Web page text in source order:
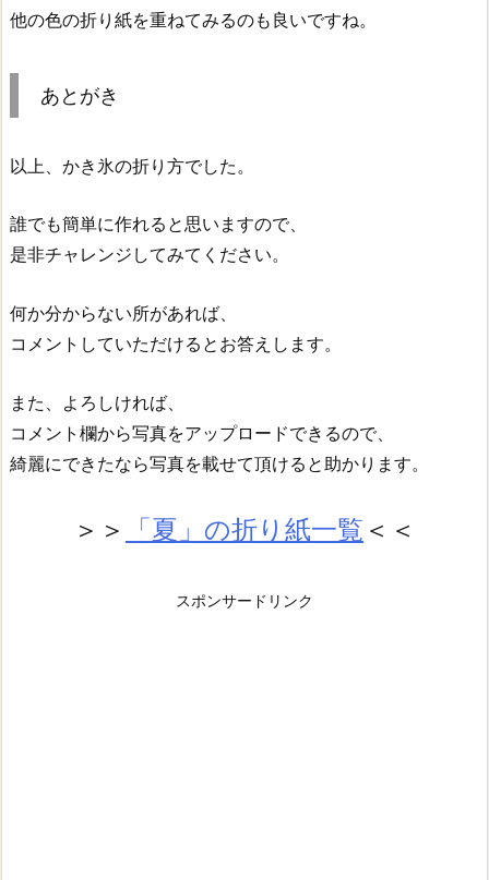
他の色の折り紙を重ねてみるのも良いですね。
あとがき
以上、かき氷の折り方でした。
誰でも簡単に作れると思いますので、
是非チャレンジしてみてください。
何か分からない所があれば、
コメントしていただけるとお答えします。
また、よろしければ、
コメント欄から写真をアップロードできるので、
綺麗にできたなら写真を載せて頂けると助かります。
＞＞ 「夏」の折り紙一覧 ＜＜
スポンサードリンク